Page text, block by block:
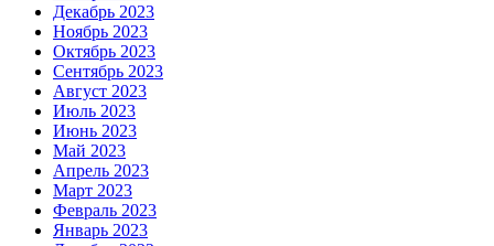
Декабрь 2023
Ноябрь 2023
Октябрь 2023
Сентябрь 2023
Август 2023
Июль 2023
Июнь 2023
Май 2023
Апрель 2023
Март 2023
Февраль 2023
Январь 2023